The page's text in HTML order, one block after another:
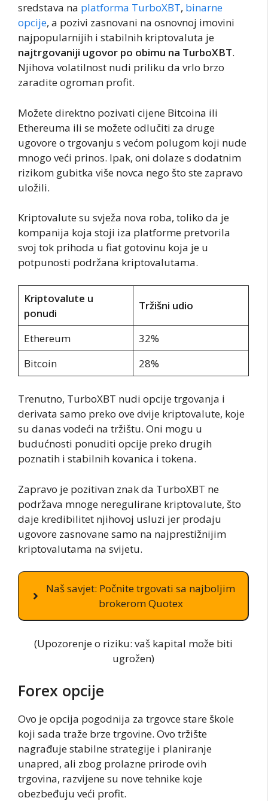
sredstava na platforma TurboXBT, binarne
opcije, a pozivi zasnovani na osnovnoj imovini
najpopularnijih i stabilnih kriptovaluta je
najtrgovaniji ugovor po obimu na TurboXBT.
Njihova volatilnost nudi priliku da vrlo brzo
zaradite ogroman profit.
Možete direktno pozivati cijene Bitcoina ili
Ethereuma ili se možete odlučiti za druge
ugovore o trgovanju s većom polugom koji nude
mnogo veći prinos. Ipak, oni dolaze s dodatnim
rizikom gubitka više novca nego što ste zapravo
uložili.
Kriptovalute su svježa nova roba, toliko da je
kompanija koja stoji iza platforme pretvorila
svoj tok prihoda u fiat gotovinu koja je u
potpunosti podržana kriptovalutama.
Kriptovalute u
ponudi
Tržišni udio
Ethereum
32%
Bitcoin
28%
Trenutno, TurboXBT nudi opcije trgovanja i
derivata samo preko ove dvije kriptovalute, koje
su danas vodeći na tržištu. Oni mogu u
budućnosti ponuditi opcije preko drugih
poznatih i stabilnih kovanica i tokena.
Zapravo je pozitivan znak da TurboXBT ne
podržava mnoge neregulirane kriptovalute, što
daje kredibilitet njihovoj usluzi jer prodaju
ugovore zasnovane samo na najprestižnijim
kriptovalutama na svijetu.
Naš savjet: Počnite trgovati sa najboljim
brokerom Quotex
(Upozorenje o riziku: vaš kapital može biti
ugrožen)
Forex opcije
Ovo je opcija pogodnija za trgovce stare škole
koji sada traže brze trgovine. Ovo tržište
nagrađuje stabilne strategije i planiranje
unapred, ali zbog prolazne prirode ovih
trgovina, razvijene su nove tehnike koje
obezbeđuju veći profit.